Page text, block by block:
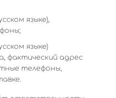
языке),
языке)
фактический адрес
телефоны,